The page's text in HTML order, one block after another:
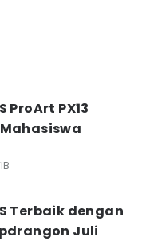
ProArt PX13
Terbaik dengan
Juli